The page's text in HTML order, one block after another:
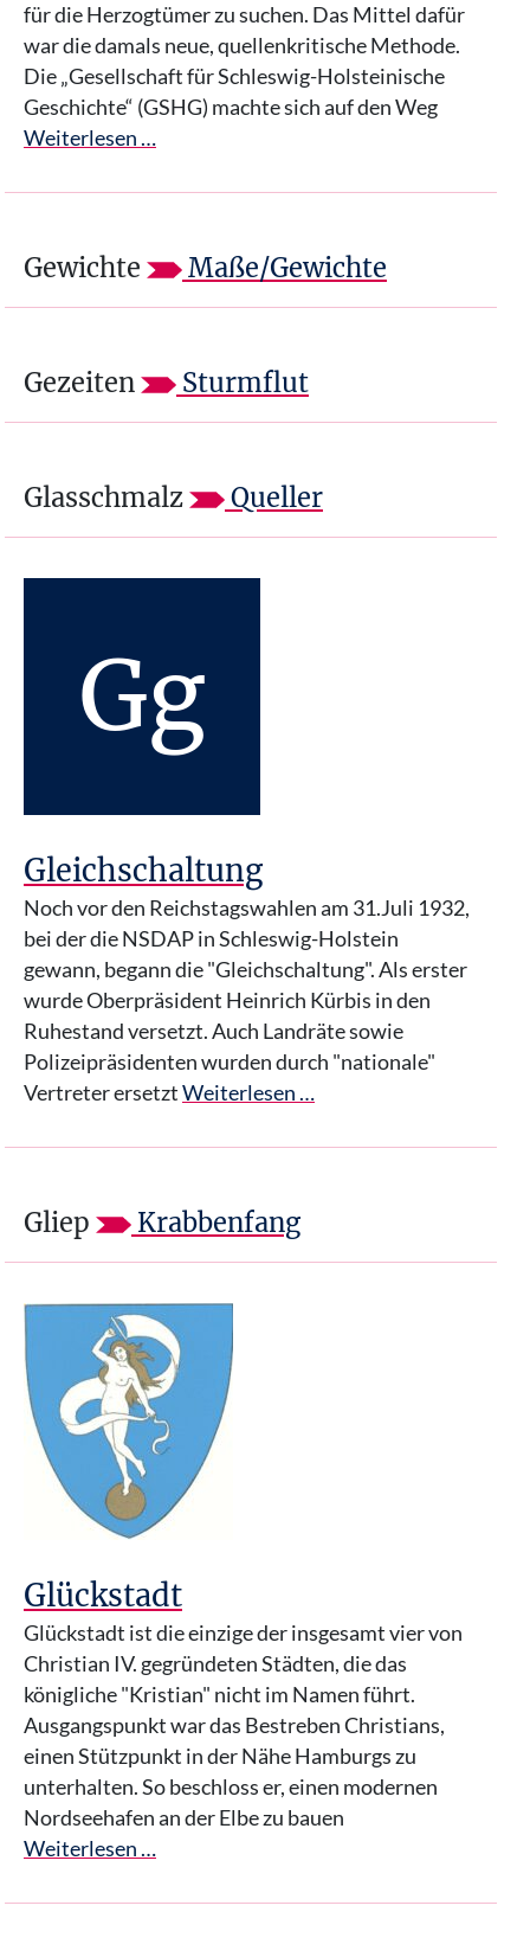
für die Herzogtümer zu suchen. Das Mittel dafür
war die damals neue, quellenkritische Methode.
Die „Gesellschaft für Schleswig-Holsteinische
Geschichte“ (GSHG) machte sich auf den Weg
Weiterlesen …
Gewichte Maße/Gewichte
Gezeiten Sturmflut
Glasschmalz Queller
Gg
Gleichschaltung
Noch vor den Reichstagswahlen am 31.Juli 1932,
bei der die NSDAP in Schleswig-Holstein
gewann, begann die "Gleichschaltung". Als erster
wurde Oberpräsident Heinrich Kürbis in den
Ruhestand versetzt. Auch Landräte sowie
Polizeipräsidenten wurden durch "nationale"
Vertreter ersetztWeiterlesen …
Gliep Krabbenfang
Glückstadt
Glückstadt ist die einzige der insgesamt vier von
Christian IV. gegründeten Städten, die das
königliche "Kristian" nicht im Namen führt.
Ausgangspunkt war das Bestreben Christians,
einen Stützpunkt in der Nähe Hamburgs zu
unterhalten. So beschloss er, einen modernen
Nordseehafen an der Elbe zu bauen
Weiterlesen …